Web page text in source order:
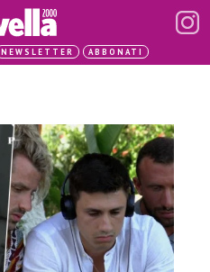
NEWSLETTER ABBONATI